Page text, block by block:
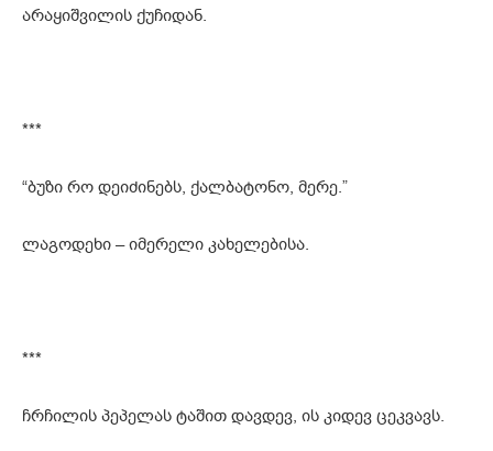
არაყიშვილის ქუჩიდან.
***
“ბუზი რო დეიძინებს, ქალბატონო, მერე.”
ლაგოდეხი – იმერელი კახელებისა.
***
ჩრჩილის პეპელას ტაშით დავდევ, ის კიდევ ცეკვავს.